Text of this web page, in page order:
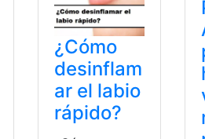
¿Cómo
desinflam
ar el labio
rápido?